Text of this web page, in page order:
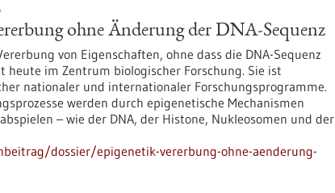
ohne Änderung der DNA-Sequenz
von Eigenschaften, ohne dass die DNA-Sequenz
heute im Zentrum biologischer Forschung. Sie ist
nationaler und internationaler Forschungsprogramme.
werden durch epigenetische Mechanismen
– wie der DNA, der Histone, Nukleosomen und der
dossier/epigenetik-vererbung-ohne-aenderung-